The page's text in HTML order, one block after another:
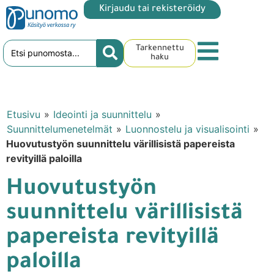
Kirjaudu tai rekisteröidy
Tarkennettu
haku
Etusivu » Ideointi ja suunnittelu »
Suunnittelumenetelmät » Luonnostelu ja visualisointi »
Huovutustyön suunnittelu värillisistä papereista
revityillä paloilla
Huovutustyön
suunnittelu värillisistä
papereista revityillä
paloilla